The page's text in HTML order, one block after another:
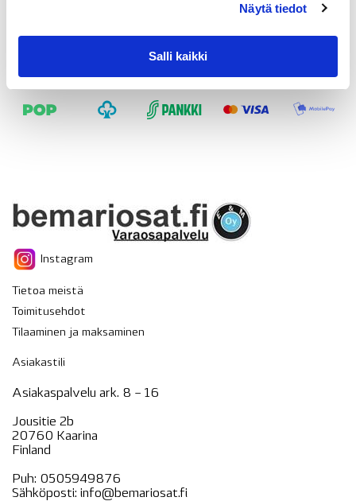
Näytä tiedot
Salli kaikki
Instagram
Tietoa meistä
Toimitusehdot
Tilaaminen ja maksaminen
Asiakastili
Asiakaspalvelu ark. 8 – 16
Jousitie 2b
20760 Kaarina
Finland
Puh: 0505949876
Sähköposti: info@bemariosat.fi